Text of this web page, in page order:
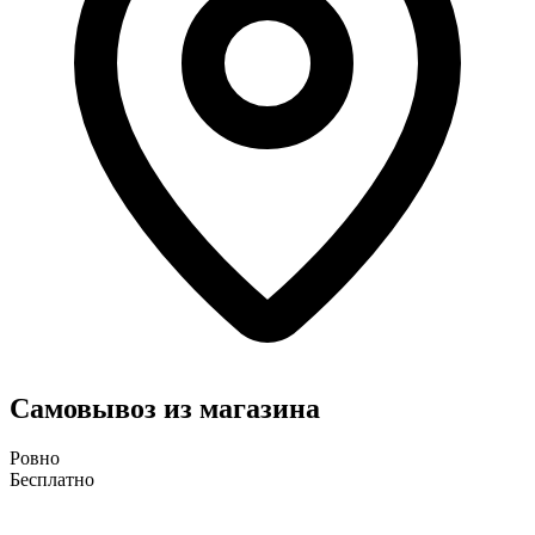
Самовывоз из магазина
Ровно
Бесплатно